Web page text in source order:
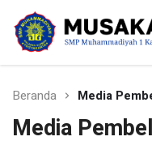
SMP
Kalasan
Situs Resmi SMP
Beranda Media
Media